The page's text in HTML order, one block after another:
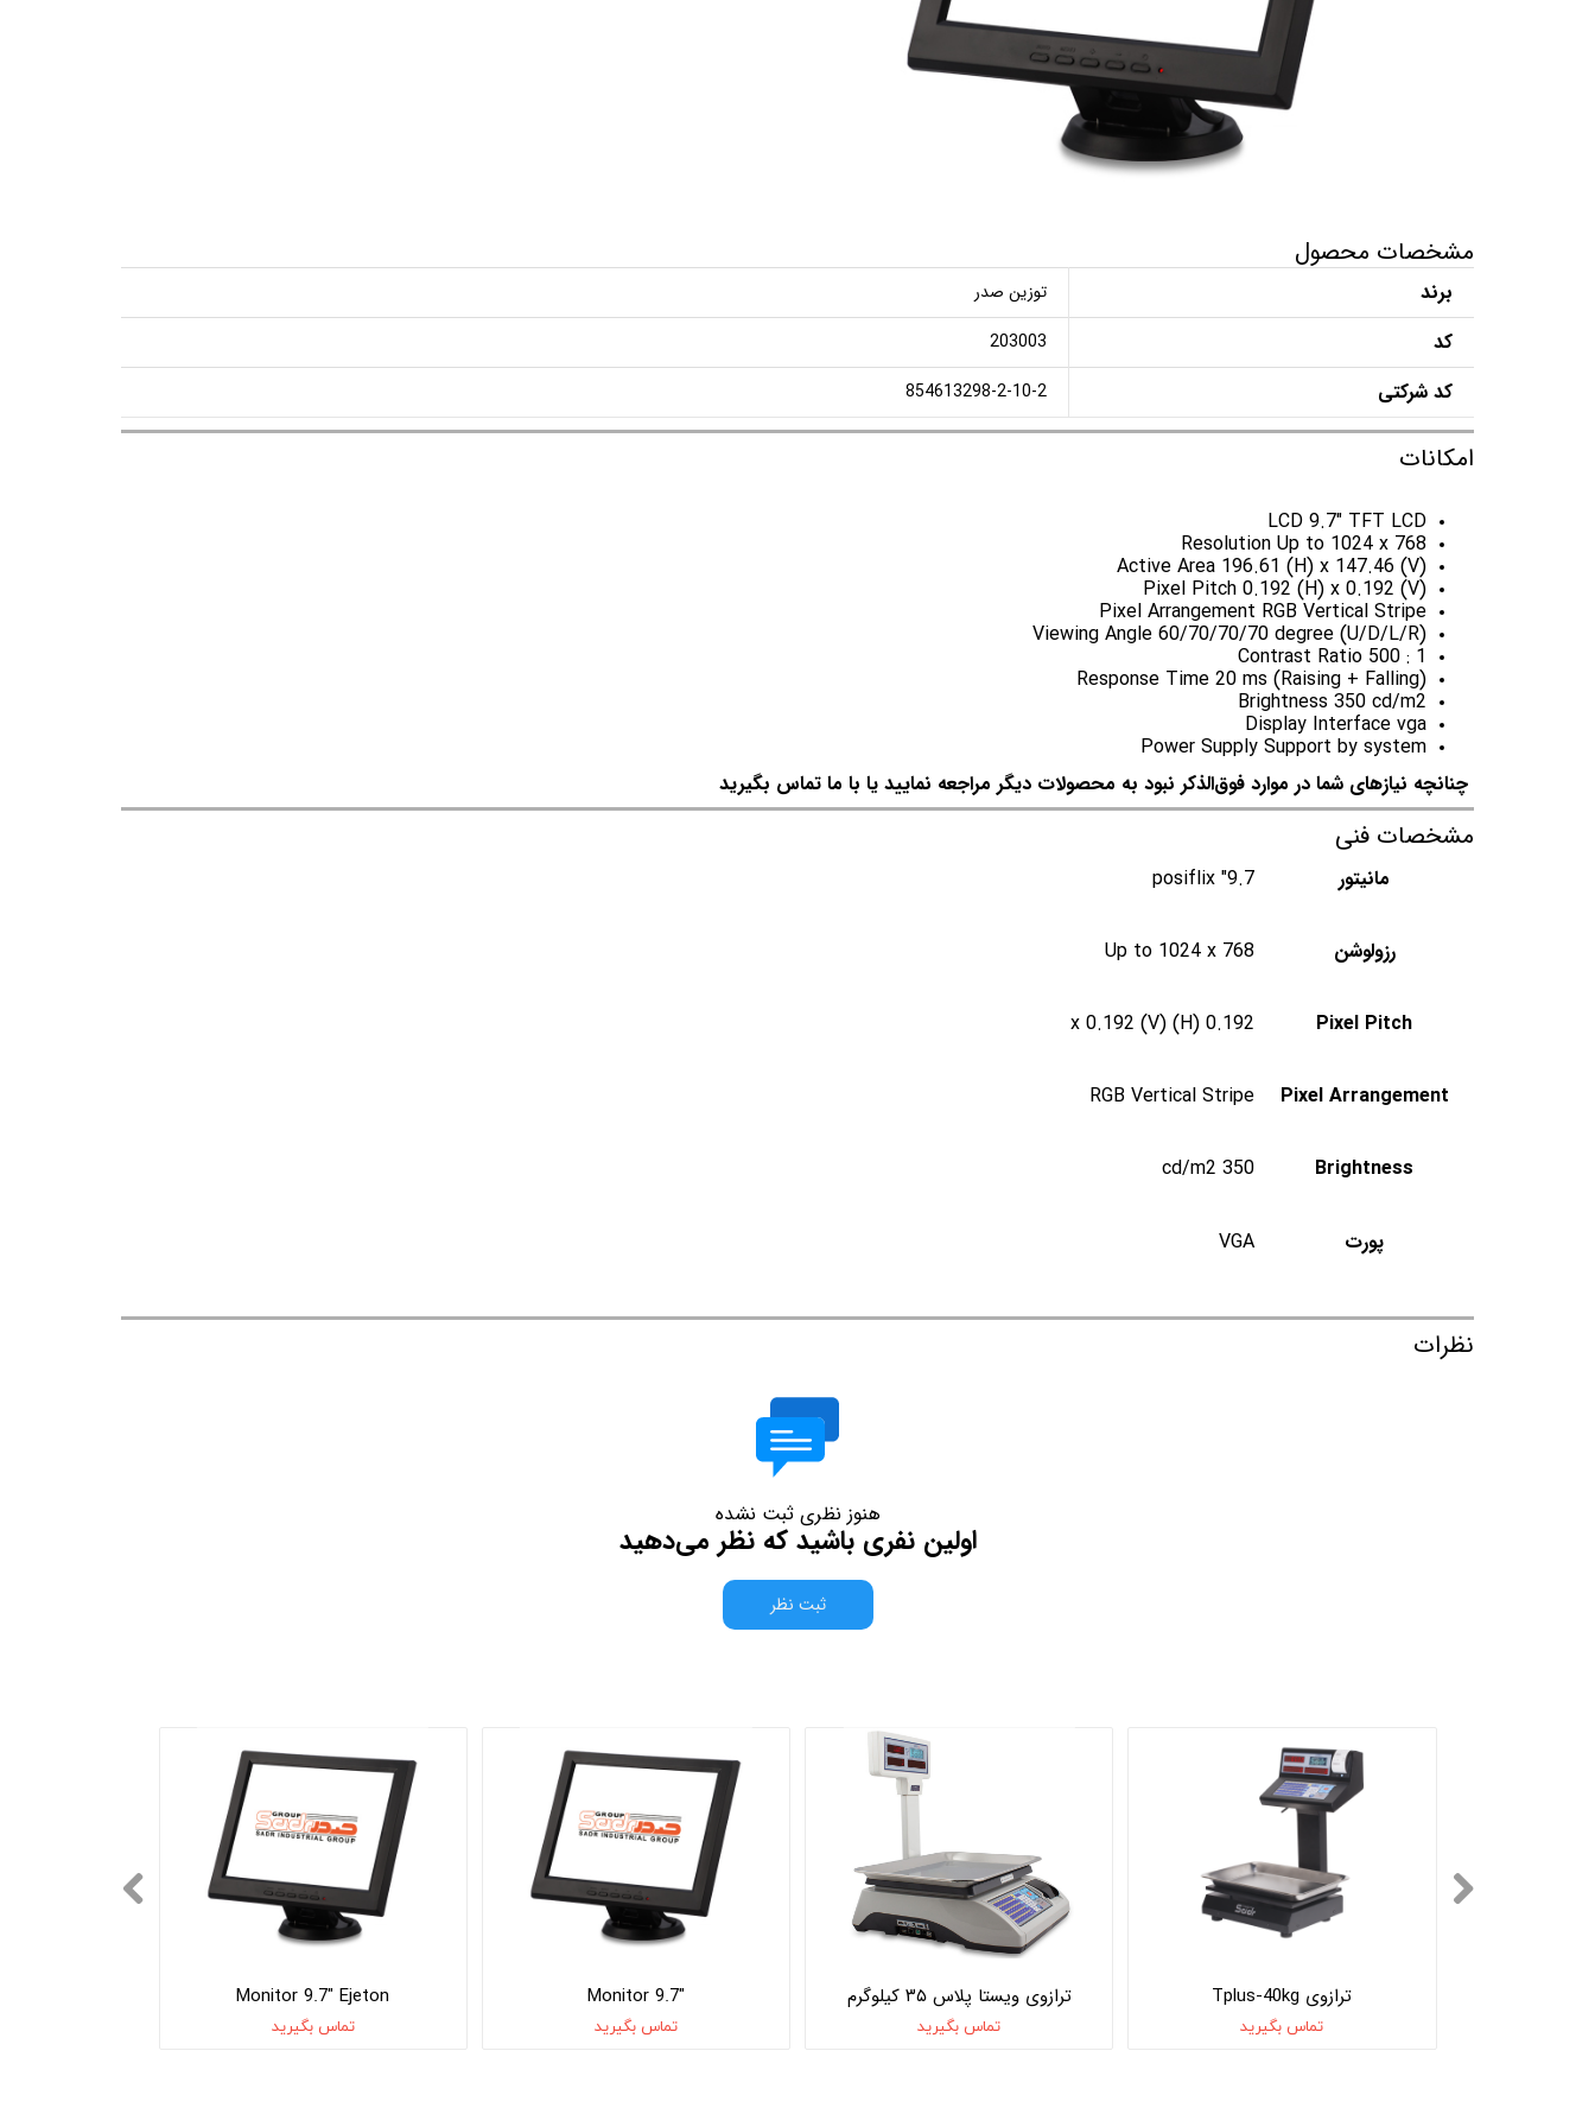
مشخصات محصول
برند توزین صدر
کد 203003
کد شرکتی 854613298-2-10-2
امکانات
LCD 9.7″ TFT LCD
Resolution Up to 1024 x 768
Active Area 196.61 (H) x 147.46 (V)
Pixel Pitch 0.192 (H) x 0.192 (V)
Pixel Arrangement RGB Vertical Stripe
Viewing Angle 60/70/70/70 degree (U/D/L/R)
Contrast Ratio 500 : 1
Response Time 20 ms (Raising + Falling)
Brightness 350 cd/m2
Display Interface vga
Power Supply Support by system
چنانچه نیازهای شما در موارد فوق‌الذکر نبود به محصولات دیگر مراجعه نمایید یا با ما تماس بگیرید
مشخصات فنی
مانیتور 9.7" posiflix
رزولوشن Up to 1024 x 768
Pixel Pitch
0.192 (H) x 0.192 (V)
Pixel Arrangement
RGB Vertical Stripe
Brightness
350 cd/m2
پورت VGA
نظرات
هنوز نظری ثبت نشده
اولین نفری باشید که نظر می‌دهید
ثبت نظر
Monitor 9.7″ Ejeton
تماس بگیرید
Monitor 9.7″
تماس بگیرید
ترازوی ویستا پلاس ۳۵ کیلوگرم
تماس بگیرید
ترازوی Tplus-40kg
تماس بگیرید